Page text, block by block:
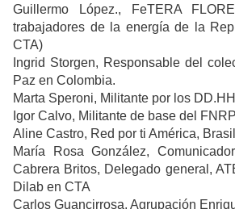
Guillermo López., FeTERA
trabajadores de la energía de la
CTA)
Ingrid Storgen, Responsable del
Paz en Colombia.
Marta Speroni, Militante por los
Igor Calvo, Militante de base del
Aline Castro, Red por ti América,
María Rosa González,
Cabrera Britos, Delegado general,
Dilab en CTA
Carlos Guancirrosa, Agrupación